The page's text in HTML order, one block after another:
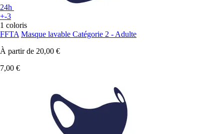
24h
+-3
1 coloris
FFTA Masque lavable Catégorie 2 - Adulte
À partir de 20,00 €
7,00 €